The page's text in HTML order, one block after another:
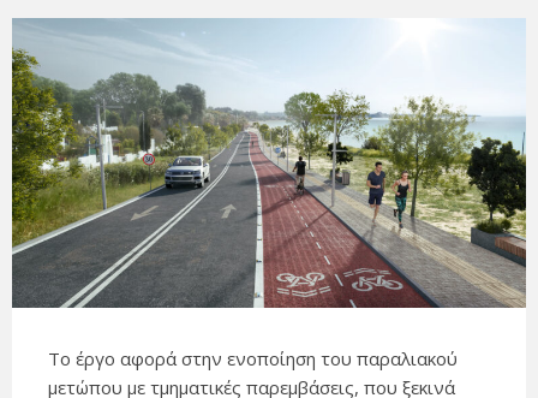
Το έργο αφορά στην ενοποίηση του παραλιακού
μετώπου με τμηματικές παρεμβάσεις, που ξεκινά